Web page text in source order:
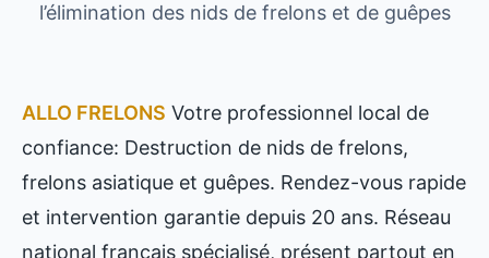
l’élimination des nids de frelons et de guêpes
ALLO FRELONS Votre professionnel local de
confiance: Destruction de nids de frelons,
frelons asiatique et guêpes. Rendez-vous rapide
et intervention garantie depuis 20 ans. Réseau
national français spécialisé, présent partout en